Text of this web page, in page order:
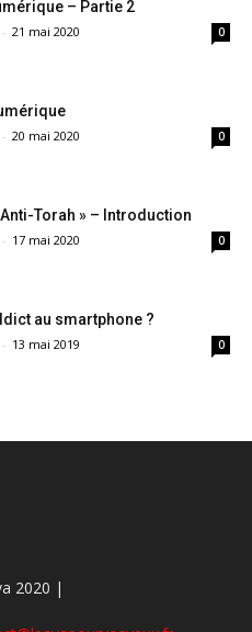
– Partie 2
- 21 mai 2020 0
- 20 mai 2020 0
Anti-Torah » – Introduction
- 17 mai 2020 0
au smartphone ?
- 13 mai 2019 0
2020 |